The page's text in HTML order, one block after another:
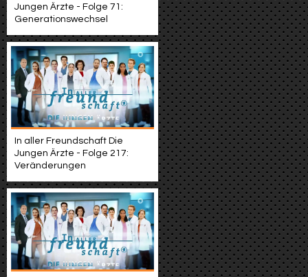
Jungen Ärzte - Folge 71:
Generationswechsel
In aller Freundschaft Die
Jungen Ärzte - Folge 217:
Veränderungen